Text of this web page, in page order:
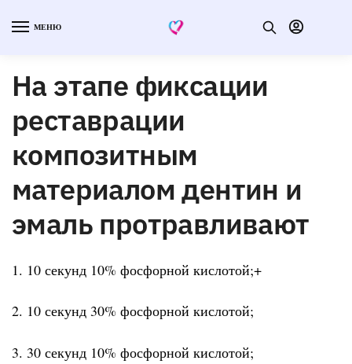
МЕНЮ
На этапе фиксации
реставрации
композитным
материалом дентин и
эмаль протравливают
1. 10 секунд 10% фосфорной кислотой;+
2. 10 секунд 30% фосфорной кислотой;
3. 30 секунд 10% фосфорной кислотой;